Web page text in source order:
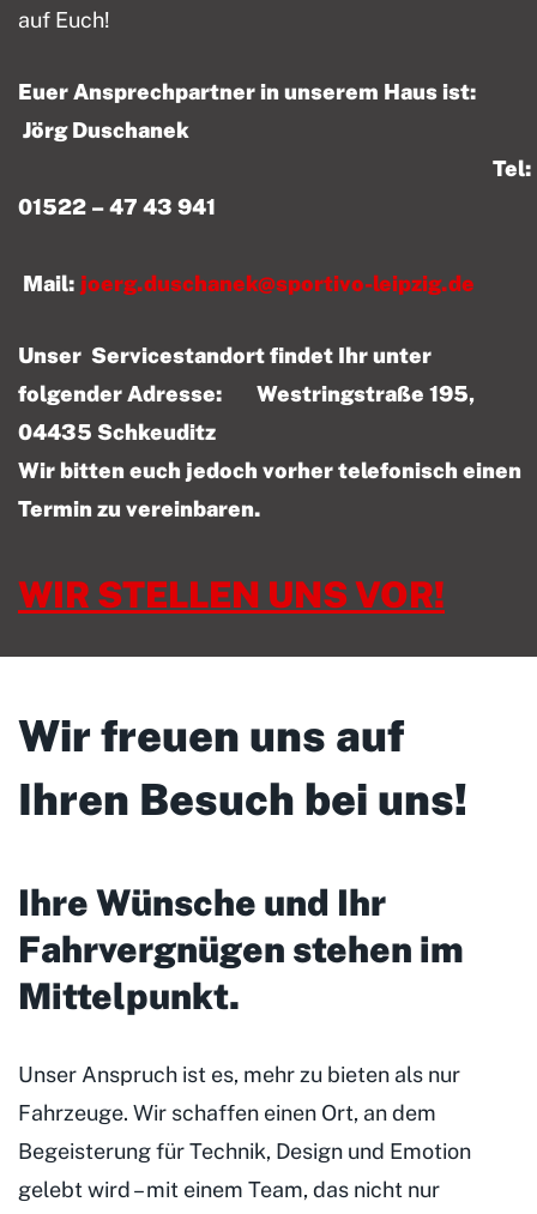
auf Euch!
Euer Ansprechpartner in unserem Haus ist:
Jörg Duschanek
Tel:
01522 – 47 43 941
Mail: joerg.duschanek@sportivo-leipzig.de
Unser Servicestandort findet Ihr unter
folgender Adresse: Westringstraße 195,
04435 Schkeuditz
Wir bitten euch jedoch vorher telefonisch einen
Termin zu vereinbaren.
WIR STELLEN UNS VOR!
Wir freuen uns auf
Ihren Besuch bei uns!
Ihre Wünsche und Ihr
Fahrvergnügen stehen im
Mittelpunkt.
Unser Anspruch ist es, mehr zu bieten als nur
Fahrzeuge. Wir schaffen einen Ort, an dem
Begeisterung für Technik, Design und Emotion
gelebt wird – mit einem Team, das nicht nur